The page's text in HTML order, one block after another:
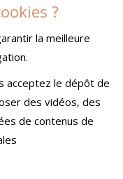
VENTE
?
la meilleure
acceptez le dépôt de
des vidéos, des
de contenus de